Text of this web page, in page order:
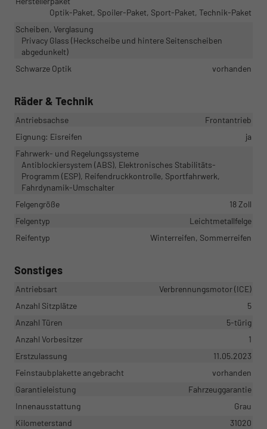
Optik-Paket, Spoiler-Paket, Sport-Paket, Technik-Paket
Scheiben, Verglasung
Privacy Glass (Heckscheibe und hintere Seitenscheiben
abgedunkelt)
Schwarze Optik
vorhanden
Räder & Technik
Antriebsachse
Frontantrieb
Eignung: Eisreifen
ja
Fahrwerk- und Regelungssysteme
Antiblockiersystem (ABS), Elektronisches Stabilitäts-
Programm (ESP), Reifendruckkontrolle, Sportfahrwerk,
Fahrdynamik-Umschalter
Felgengröße
18 Zoll
Felgentyp
Leichtmetallfelge
Reifentyp
Winterreifen, Sommerreifen
Sonstiges
Antriebsart
Verbrennungsmotor (ICE)
Anzahl Sitzplätze
5
Anzahl Türen
5-türig
Anzahl Vorbesitzer
1
Erstzulassung
11.05.2023
Feinstaubplakette angebracht
vorhanden
Garantieleistung
Fahrzeuggarantie
Innenausstattung
Grau
Kilometerstand
31020